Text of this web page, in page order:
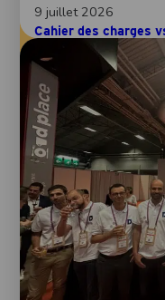
9 juillet 2026
Cahier des charges